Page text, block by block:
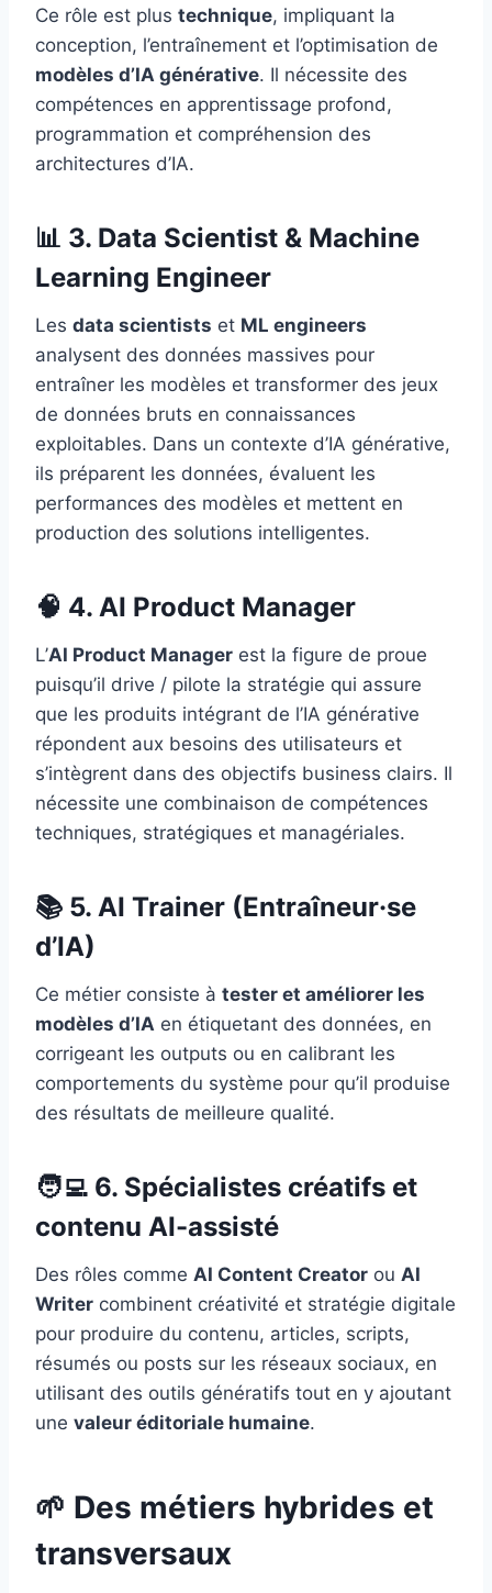
Ce rôle est plus technique, impliquant la
conception, l’entraînement et l’optimisation de
modèles d’IA générative. Il nécessite des
compétences en apprentissage profond,
programmation et compréhension des
architectures d’IA.
📊 3. Data Scientist & Machine
Learning Engineer
Les data scientists et ML engineers
analysent des données massives pour
entraîner les modèles et transformer des jeux
de données bruts en connaissances
exploitables. Dans un contexte d’IA générative,
ils préparent les données, évaluent les
performances des modèles et mettent en
production des solutions intelligentes.
🧠 4. AI Product Manager
L’AI Product Manager est la figure de proue
puisqu’il drive / pilote la stratégie qui assure
que les produits intégrant de l’IA générative
répondent aux besoins des utilisateurs et
s’intègrent dans des objectifs business clairs. Il
nécessite une combinaison de compétences
techniques, stratégiques et managériales.
📚 5. AI Trainer (Entraîneur·se
d’IA)
Ce métier consiste à tester et améliorer les
modèles d’IA en étiquetant des données, en
corrigeant les outputs ou en calibrant les
comportements du système pour qu’il produise
des résultats de meilleure qualité.
🧑‍💻 6. Spécialistes créatifs et
contenu AI-assisté
Des rôles comme AI Content Creator ou AI
Writer combinent créativité et stratégie digitale
pour produire du contenu, articles, scripts,
résumés ou posts sur les réseaux sociaux, en
utilisant des outils génératifs tout en y ajoutant
une valeur éditoriale humaine.
🌱 Des métiers hybrides et
transversaux